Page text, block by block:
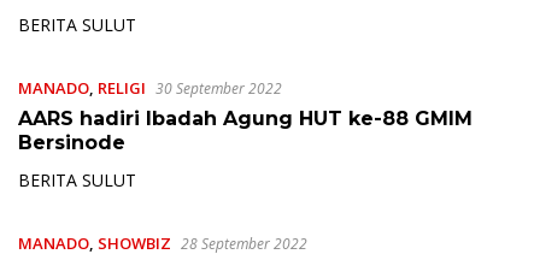
BERITA SULUT
MANADO RELIGI 30 September 2022
AARS hadiri Ibadah Agung HUT ke-88 GMIM
Bersinode
BERITA SULUT
MANADO SHOWBIZ 28 September 2022